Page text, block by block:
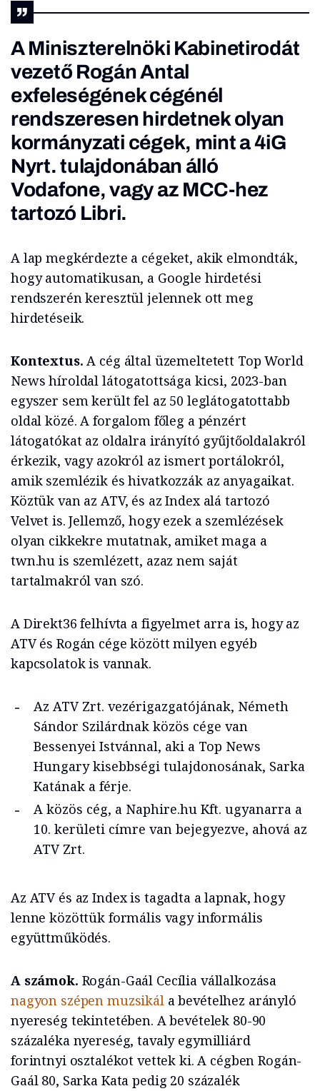
A Miniszterelnöki Kabinetirodát
vezető Rogán Antal
exfeleségének cégénél
rendszeresen hirdetnek olyan
kormányzati cégek, mint a 4iG
Nyrt. tulajdonában álló
Vodafone, vagy az MCC-hez
tartozó Libri.
A lap megkérdezte a cégeket, akik elmondták,
hogy automatikusan, a Google hirdetési
rendszerén keresztül jelennek ott meg
hirdetéseik.
Kontextus. A cég által üzemeltetett Top World
News híroldal látogatottsága kicsi, 2023-ban
egyszer sem került fel az 50 leglátogatottabb
oldal közé. A forgalom főleg a pénzért
látogatókat az oldalra irányító gyűjtőoldalakról
érkezik, vagy azokról az ismert portálokról,
amik szemlézik és hivatkozzák az anyagaikat.
Köztük van az ATV, és az Index alá tartozó
Velvet is. Jellemző, hogy ezek a szemlézések
olyan cikkekre mutatnak, amiket maga a
twn.hu is szemlézett, azaz nem saját
tartalmakról van szó.
A Direkt36 felhívta a figyelmet arra is, hogy az
ATV és Rogán cége között milyen egyéb
kapcsolatok is vannak.
Az ATV Zrt. vezérigazgatójának, Németh
Sándor Szilárdnak közös cége van
Bessenyei Istvánnal, aki a Top News
Hungary kisebbségi tulajdonosának, Sarka
Katának a férje.
A közös cég, a Naphire.hu Kft. ugyanarra a
10. kerületi címre van bejegyezve, ahová az
ATV Zrt.
Az ATV és az Index is tagadta a lapnak, hogy
lenne közöttük formális vagy informális
együttműködés.
A számok. Rogán-Gaál Cecília vállalkozása
nagyon szépen muzsikál a bevételhez arányló
nyereség tekintetében. A bevételek 80-90
százaléka nyereség, tavaly egymilliárd
forintnyi osztalékot vettek ki. A cégben Rogán-
Gaál 80, Sarka Kata pedig 20 százalék